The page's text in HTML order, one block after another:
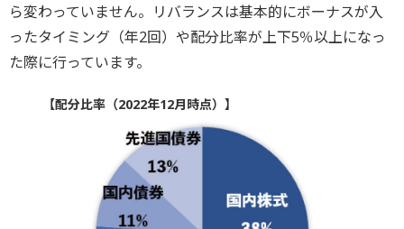
ら変わっていません。リバランスは基本的にボーナスが入
ったタイミング（年2回）や配分比率が上下5％以上になっ
た際に行っています。
【配分比率（2022年12月時点）】